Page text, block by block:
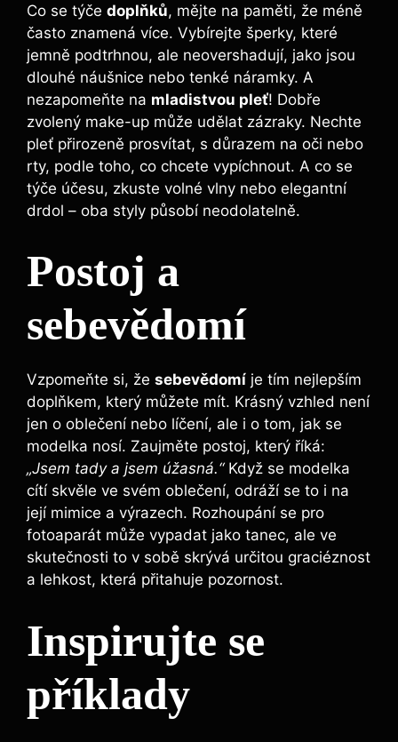
Co se týče doplňků, mějte na paměti, že méně
často znamená více. Vybírejte šperky, které
jemně podtrhnou, ale neovershadují, jako jsou
dlouhé náušnice nebo tenké náramky. A
nezapomeňte na mladistvou pleť! Dobře
zvolený make-up může udělat zázraky. Nechte
pleť přirozeně prosvítat, s důrazem na oči nebo
rty, podle toho, co chcete vypíchnout. A co se
týče účesu, zkuste volné vlny nebo elegantní
drdol – oba styly působí neodolatelně.
Postoj a
sebevědomí
Vzpomeňte si, že sebevědomí je tím nejlepším
doplňkem, který můžete mít. Krásný vzhled není
jen o oblečení nebo líčení, ale i o tom, jak se
modelka nosí. Zaujměte postoj, který říká:
„Jsem tady a jsem úžasná.“Když se modelka
cítí skvěle ve svém oblečení, odráží se to i na
její mimice a výrazech. Rozhoupání se pro
fotoaparát může vypadat jako tanec, ale ve
skutečnosti to v sobě skrývá určitou graciéznost
a lehkost, která přitahuje pozornost.
Inspirujte se
příklady